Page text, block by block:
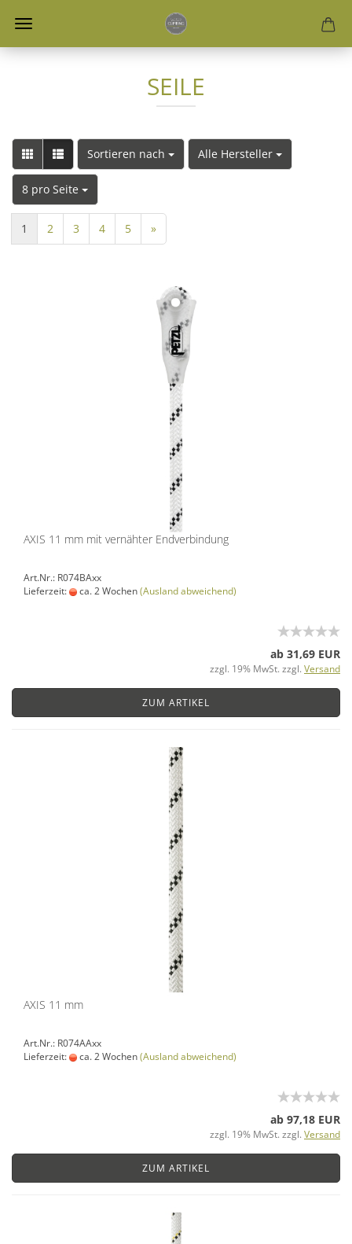
SEILE
Sortieren nach Alle Hersteller
8 pro Seite
1 2 3 4 5 »
AXIS 11 mm mit vernähter Endverbindung
Art.Nr.: R074BAxx
Lieferzeit:
ca. 2 Wochen(Ausland abweichend)
ab 31,69 EUR
zzgl. 19% MwSt. zzgl. Versand
ZUM ARTIKEL
AXIS 11 mm
Art.Nr.: R074AAxx
Lieferzeit:
ca. 2 Wochen(Ausland abweichend)
ab 97,18 EUR
zzgl. 19% MwSt. zzgl. Versand
ZUM ARTIKEL